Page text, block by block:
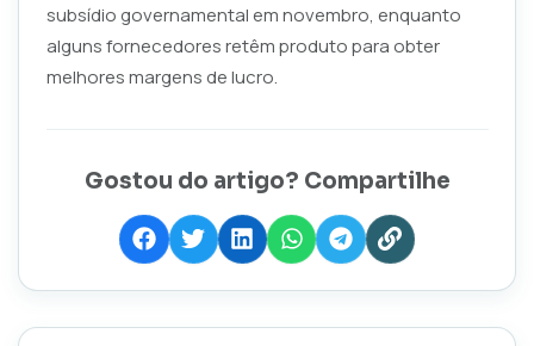
subsídio governamental em novembro, enquanto
alguns fornecedores retêm produto para obter
melhores margens de lucro.
Gostou do artigo? Compartilhe